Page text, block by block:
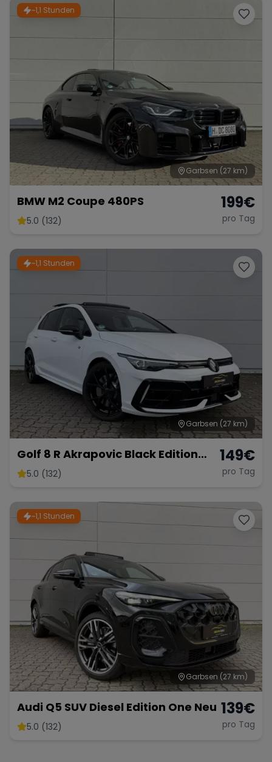
~1,1 Stunden
Garbsen (27 km)
BMW M2 Coupe 480PS
5.0 (132)
199€
pro Tag
~1,1 Stunden
Garbsen (27 km)
Golf 8 R Akrapovic Black Edition
333PS
5.0 (132)
149€
pro Tag
~1,1 Stunden
Garbsen (27 km)
Audi Q5 SUV Diesel Edition One Neu
5.0 (132)
139€
pro Tag